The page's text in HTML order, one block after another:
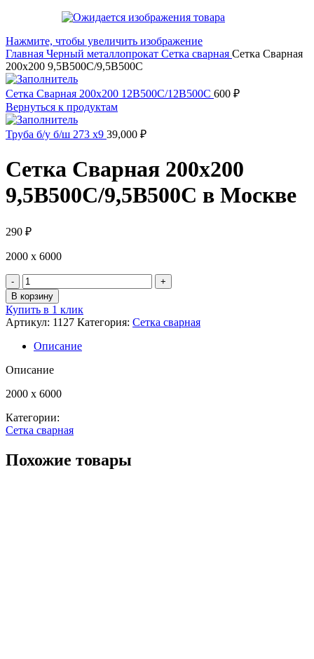
Нажмите, чтобы увеличить изображение
Главная Черный металлопрокат Сетка сварная Сетка Сварная
200х200 9,5В500С/9,5В500С
Сетка Сварная 200х200 12В500С/12В500С 600 ₽
Вернуться к продуктам
Труба б/у б/ш 273 х9 39,000 ₽
Сетка Сварная 200х200
9,5В500С/9,5В500С в Москве
290 ₽
2000 х 6000
Количество
товара
Сетка
Сварная
200х200
9,5В500С/9,5В500С
В корзину
Купить в 1 клик
Артикул: 1127 Категория: Сетка сварная
Описание
Описание
2000 х 6000
Категории:
Сетка сварная
Похожие товары